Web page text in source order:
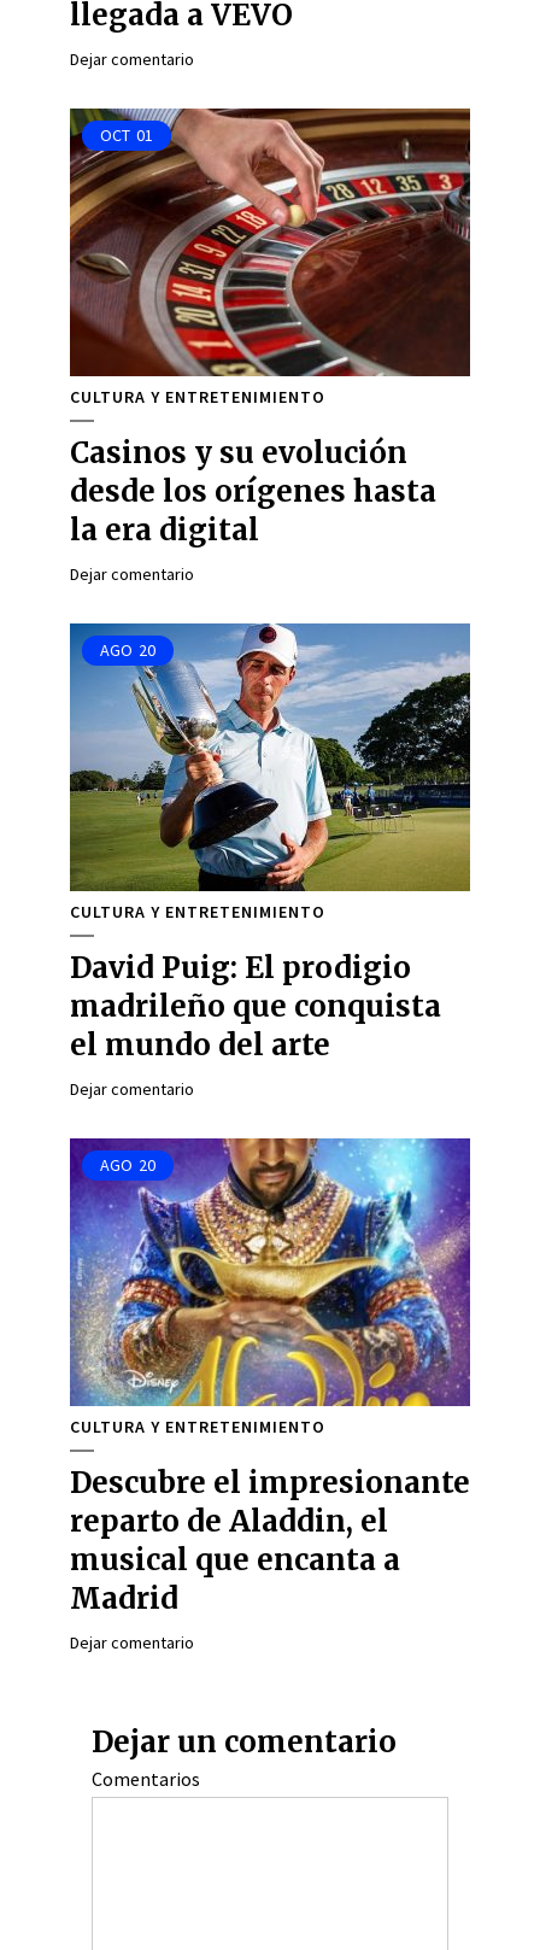
llegada a VEVO
Dejar comentario
OCT 01
CULTURA Y ENTRETENIMIENTO
Casinos y su evolución
desde los orígenes hasta
la era digital
Dejar comentario
AGO 20
CULTURA Y ENTRETENIMIENTO
David Puig: El prodigio
madrileño que conquista
el mundo del arte
Dejar comentario
AGO 20
CULTURA Y ENTRETENIMIENTO
Descubre el impresionante
reparto de Aladdin, el
musical que encanta a
Madrid
Dejar comentario
Dejar un comentario
Comentarios